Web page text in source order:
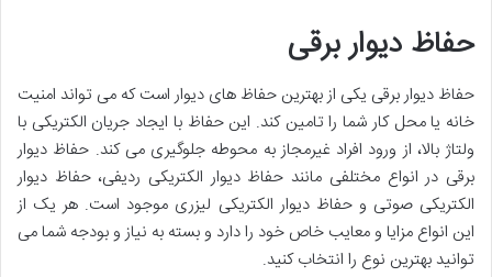
حفاظ دیوار برقی
حفاظ دیوار برقی یکی از بهترین حفاظ های دیوار است که می تواند امنیت
خانه یا محل کار شما را تامین کند. این حفاظ با ایجاد جریان الکتریکی با
ولتاژ بالا، از ورود افراد غیرمجاز به محوطه جلوگیری می کند. حفاظ دیوار
برقی در انواع مختلفی مانند حفاظ دیوار الکتریکی ردیفی، حفاظ دیوار
الکتریکی صوتی و حفاظ دیوار الکتریکی لیزری موجود است. هر یک از
این انواع مزایا و معایب خاص خود را دارد و بسته به نیاز و بودجه شما می
توانید بهترین نوع را انتخاب کنید.